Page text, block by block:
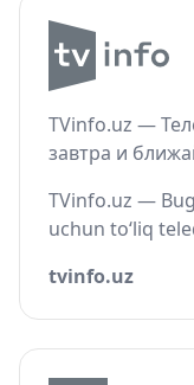
TVinfo.uz —
завтра и
TVinfo.uz —
uchun to‘liq
tvinfo.uz